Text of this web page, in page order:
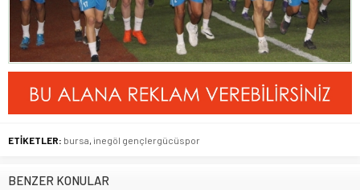
ETİKETLER: bursa inegöl gençlergücüspor
BENZER KONULAR